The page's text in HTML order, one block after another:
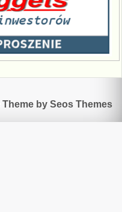
Theme by Seos Themes